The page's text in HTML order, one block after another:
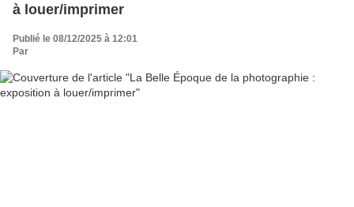
à louer/imprimer
Publié le 08/12/2025 à 12:01
Par